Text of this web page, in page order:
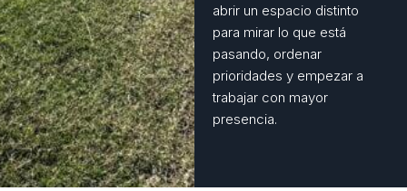
abrir un espacio distinto
para mirar lo que está
pasando, ordenar
prioridades y empezar a
trabajar con mayor
presencia.